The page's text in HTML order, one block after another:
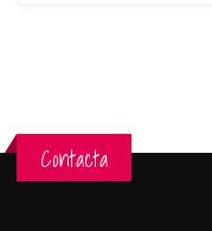
Contacta